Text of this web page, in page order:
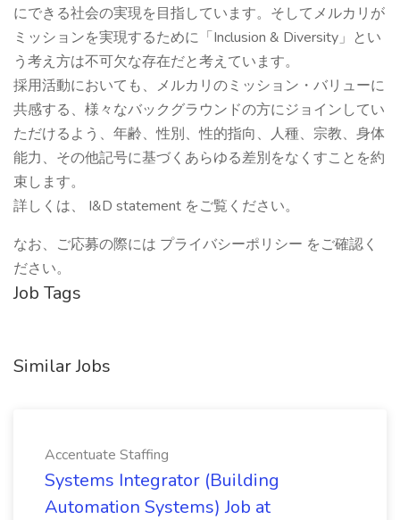
にできる社会の実現を目指しています。そしてメルカリが
ミッションを実現するために「Inclusion & Diversity」とい
う考え方は不可欠な存在だと考えています。
採用活動においても、メルカリのミッション・バリューに
共感する、様々なバックグラウンドの方にジョインしてい
ただけるよう、年齢、性別、性的指向、人種、宗教、身体
能力、その他記号に基づくあらゆる差別をなくすことを約
束します。
詳しくは、 I&D statement をご覧ください。
なお、ご応募の際には プライバシーポリシー をご確認く
ださい。
Job Tags
Similar Jobs
Accentuate Staffing
Systems Integrator (Building
Automation Systems) Job at